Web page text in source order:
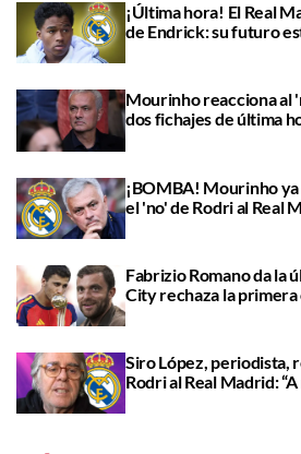
¡Última hora! El Real
de Endrick: su futuro
Mourinho reacciona al
dos fichajes de última
¡BOMBA! Mourinho
el 'no' de Rodri al Real
Fabrizio Romano da la
City rechaza la
Siro López, periodista,
Rodri al Real Madrid: “A